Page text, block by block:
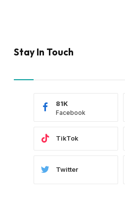
Stay In Touch
Facebook
81K
TikTok
Twitter